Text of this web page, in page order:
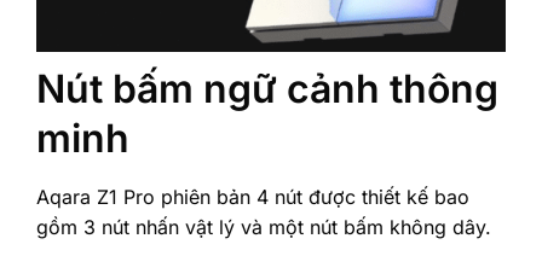
Nút bấm ngữ cảnh thông
minh
Aqara Z1 Pro phiên bản 4 nút được thiết kế bao
gồm 3 nút nhấn vật lý và một nút bấm không dây.